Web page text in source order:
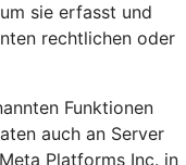
sie erfasst und
rechtlichen oder
Funktionen
auch an Server
Platforms Inc. in